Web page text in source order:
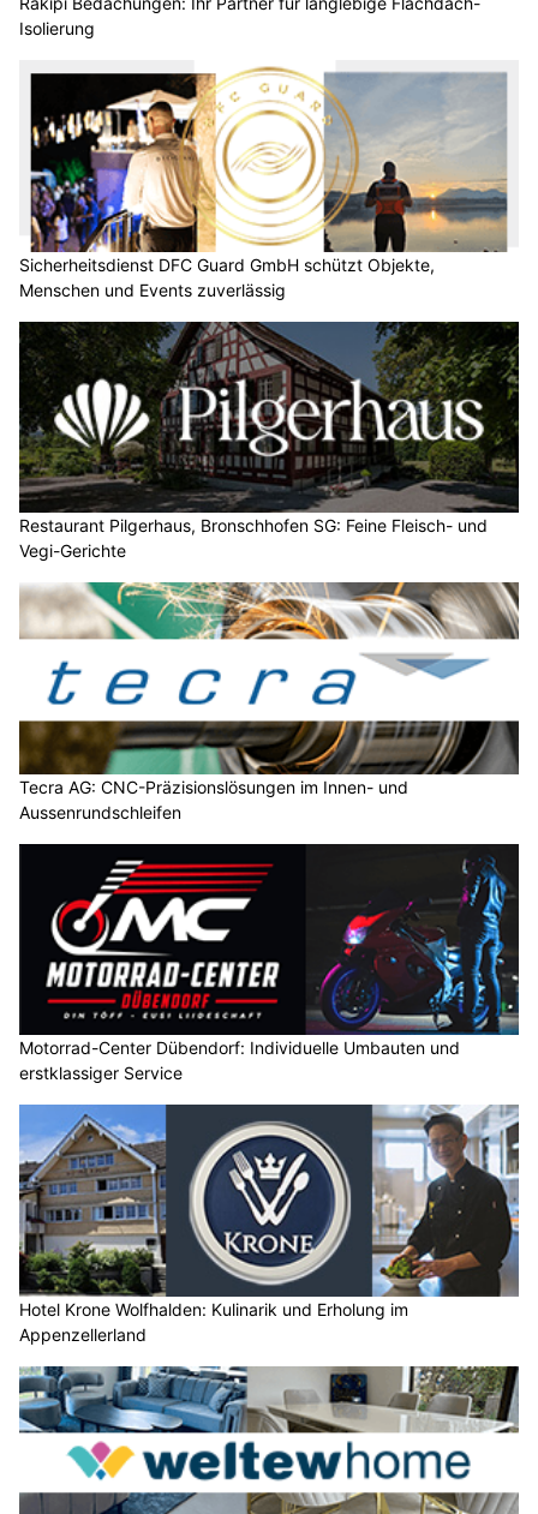
Isolierung
Sicherheitsdienst DFC Guard GmbH schützt Objekte,
Menschen und Events zuverlässig
Restaurant Pilgerhaus, Bronschhofen SG: Feine Fleisch- und
Vegi-Gerichte
Tecra AG: CNC-Präzisionslösungen im Innen- und
Aussenrundschleifen
Motorrad-Center Dübendorf: Individuelle Umbauten und
erstklassiger Service
Hotel Krone Wolfhalden: Kulinarik und Erholung im
Appenzellerland